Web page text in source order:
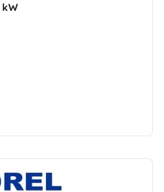
kW